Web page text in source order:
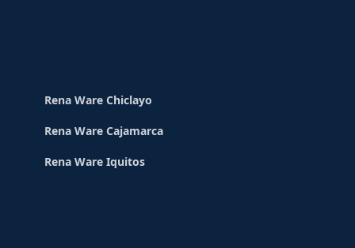
Rena Ware Chiclayo
Rena Ware Cajamarca
Rena Ware Iquitos